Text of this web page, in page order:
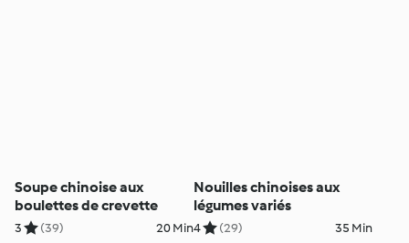
Soupe chinoise aux
boulettes de crevette
3 (39) 20 Min
Nouilles chinoises aux
légumes variés
4 (29) 35 Min